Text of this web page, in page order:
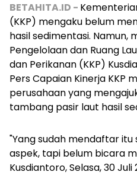
BETAHITA.ID -
(KKP) mengaku belum
hasil sedimentasi. Namun,
Pengelolaan dan Ruang
dan Perikanan (KKP)
Pers Capaian Kinerja KKP
perusahaan yang
tambang pasir laut hasil
"Yang sudah mendaftar
aspek, tapi belum bicara
Kusdiantoro, Selasa, 30 Juli